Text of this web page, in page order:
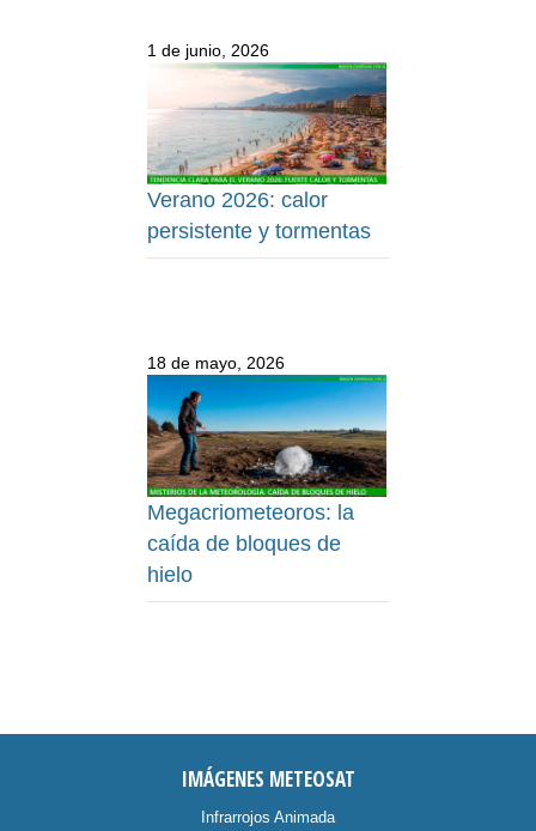
1 de junio, 2026
Verano 2026: calor
persistente y tormentas
18 de mayo, 2026
Megacriometeoros: la
caída de bloques de
hielo
IMÁGENES METEOSAT
Infrarrojos Animada